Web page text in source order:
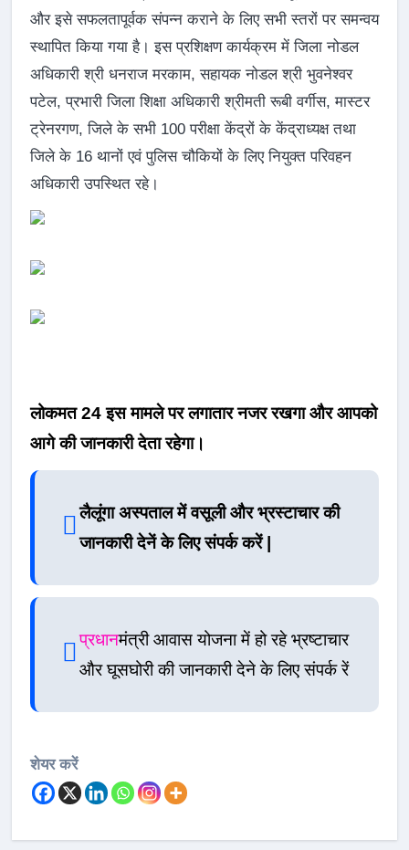
और इसे सफलतापूर्वक संपन्न कराने के लिए सभी स्तरों पर समन्वय
स्थापित किया गया है। इस प्रशिक्षण कार्यक्रम में जिला नोडल
अधिकारी श्री धनराज मरकाम, सहायक नोडल श्री भुवनेश्वर
पटेल, प्रभारी जिला शिक्षा अधिकारी श्रीमती रूबी वर्गीस, मास्टर
ट्रेनरगण, जिले के सभी 100 परीक्षा केंद्रों के केंद्राध्यक्ष तथा
जिले के 16 थानों एवं पुलिस चौकियों के लिए नियुक्त परिवहन
अधिकारी उपस्थित रहे।
लोकमत 24 इस मामले पर लगातार नजर रखगा और आपको
आगे की जानकारी देता रहेगा।
लैलूंगा अस्पताल में वसूली और भ्रस्टाचार की
जानकारी देनें के लिए संपर्क करें |
प्रधानमंत्री आवास योजना में हो रहे भ्रष्टाचार
और घूसघोरी की जानकारी देने के लिए संपर्क रें
शेयर करें